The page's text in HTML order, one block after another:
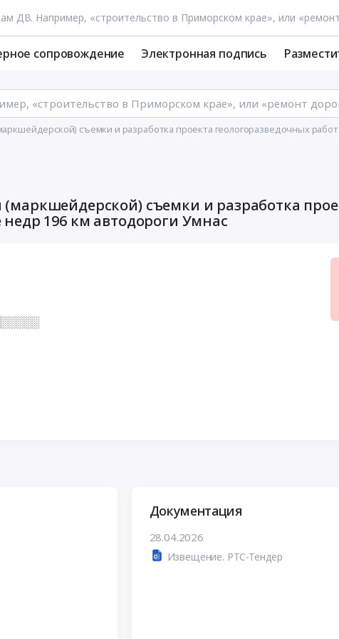
сопровождение Электронная подпись
съемки и разработка проекта геологоразведочных
съемки и разработка
недр 196 км автодороги Умнас
Документация
28.04.2026
Извещение. РТС-Тендер